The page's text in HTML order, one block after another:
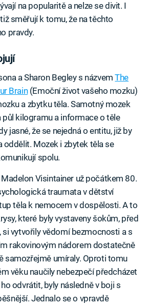
na popularitě a nelze se divit. I
směřují k tomu, že na těchto
pravdy.
a Sharon Begley s názvemThe
Brain(Emoční život vašeho mozku)
a zbytku těla. Samotný mozek
půl kilogramu a informace o těle
jasné, že se nejedná o entitu, již by
oddělit. Mozek i zbytek těla se
spolu.
Visintainer už počátkem 80.
traumata v dětství
těla k nemocem v dospělosti. A to
které byly vystaveny šokům, před
si vytvořily vědomí bezmocnosti a s
rakovinovým nádorem dostatečně
samozřejmě umíraly. Oproti tomu
věku naučily nebezpečí předcházet
odvrátit, byly následně v boji s
Jednalo se o vpravdě